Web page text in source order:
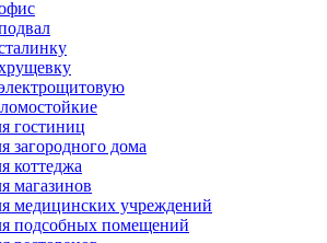
гостиниц
загородного дома
коттеджа
магазинов
медицинских учреждений
подсобных помещений